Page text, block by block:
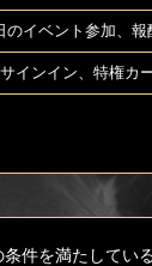
のイベント参加、
インイン、特権カ
件を満たしてい